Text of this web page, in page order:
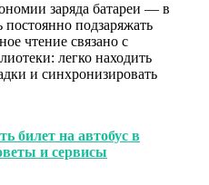
заряда батареи — в
постоянно подзаряжать
чтение связано с
легко находить
и синхронизировать
билет на автобус в
и сервисы